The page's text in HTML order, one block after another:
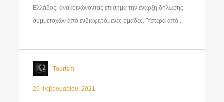
Ελλάδος, ανακοινώνοντας επίσημα την έναρξη δήλωσης
συμμετοχών από ενδιαφερόμενες ομάδες. Ύστερα από...
Tourism
26 Φεβρουαρίου, 2021